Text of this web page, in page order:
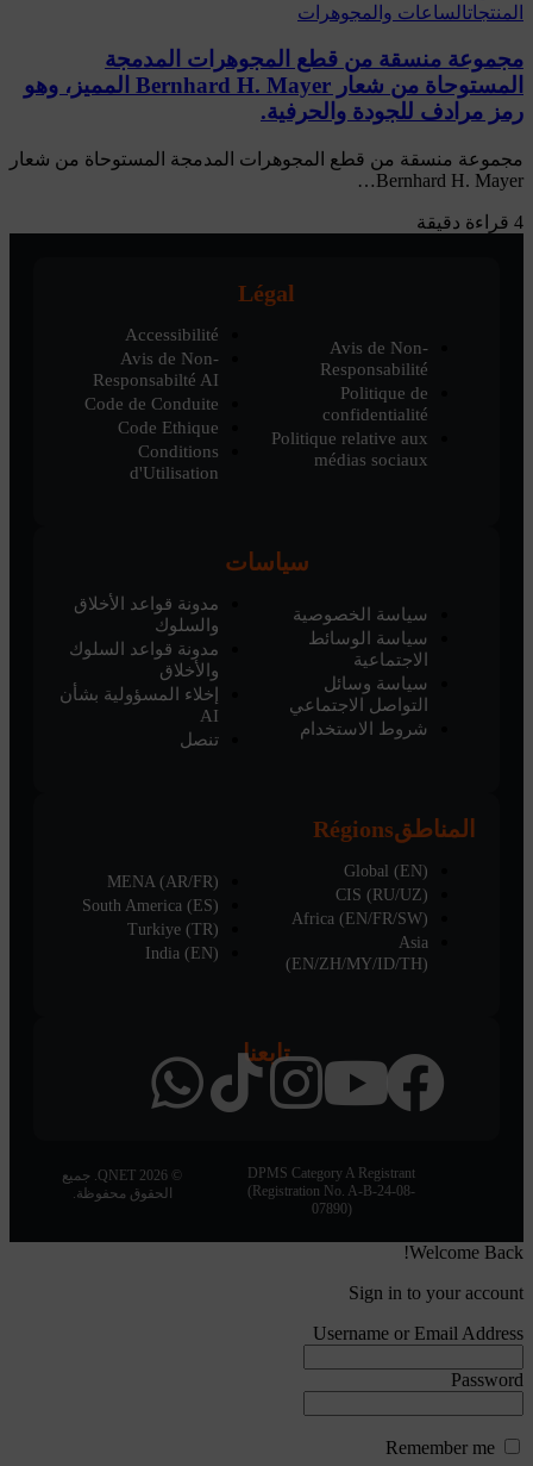
المنتجاتالساعات والمجوهرات
مجموعة منسقة من قطع المجوهرات المدمجة
المستوحاة من شعار Bernhard H. Mayer المميز، وهو
رمز مرادف للجودة والحرفية.
مجموعة منسقة من قطع المجوهرات المدمجة المستوحاة من شعار
Bernhard H. Mayer…
4 قراءة دقيقة
Légal
Avis de Non-
Responsabilité
Politique de
confidentialité
Politique relative aux
médias sociaux
Accessibilité
Avis de Non-
Responsabilté AI
Code de Conduite
Code Ethique
Conditions
d'Utilisation
سياسات
سياسة الخصوصية
سياسة الوسائط
الاجتماعية
سياسة وسائل
التواصل الاجتماعي
شروط الاستخدام
مدونة قواعد الأخلاق
والسلوك
مدونة قواعد السلوك
والأخلاق
إخلاء المسؤولية بشأن
AI
تنصل
المناطقRégions
Global (EN)
CIS (RU/UZ)
Africa (EN/FR/SW)
Asia
(EN/ZH/MY/ID/TH)
MENA (AR/FR)
South America (ES)
Turkiye (TR)
India (EN)
تابعنا
© 2026 QNET. جميع
الحقوق محفوظة.
DPMS Category A Registrant
(Registration No. A-B-24-08-
07890)
Welcome Back!
Sign in to your account
Username or Email Address
Password